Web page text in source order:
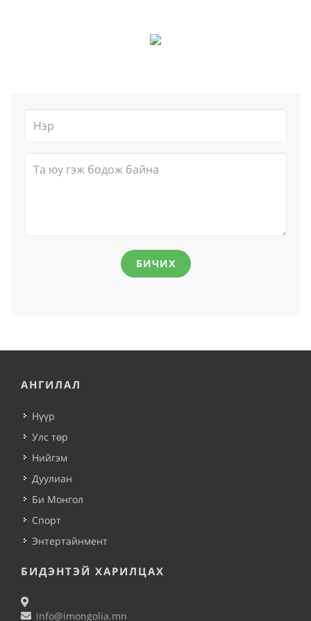
БИЧИХ
АНГИЛАЛ
Нүүр
Улс төр
Нийгэм
Дуулиан
Би Монгол
Спорт
Энтертайнмент
БИДЭНТЭЙ ХАРИЛЦАХ
info@imongolia.mn